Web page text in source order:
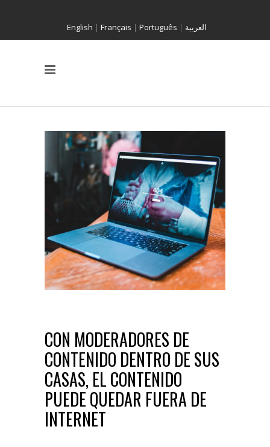
English | Français | Português | العربية
CON MODERADORES DE
CONTENIDO DENTRO DE SUS
CASAS, EL CONTENIDO
PUEDE QUEDAR FUERA DE
INTERNET